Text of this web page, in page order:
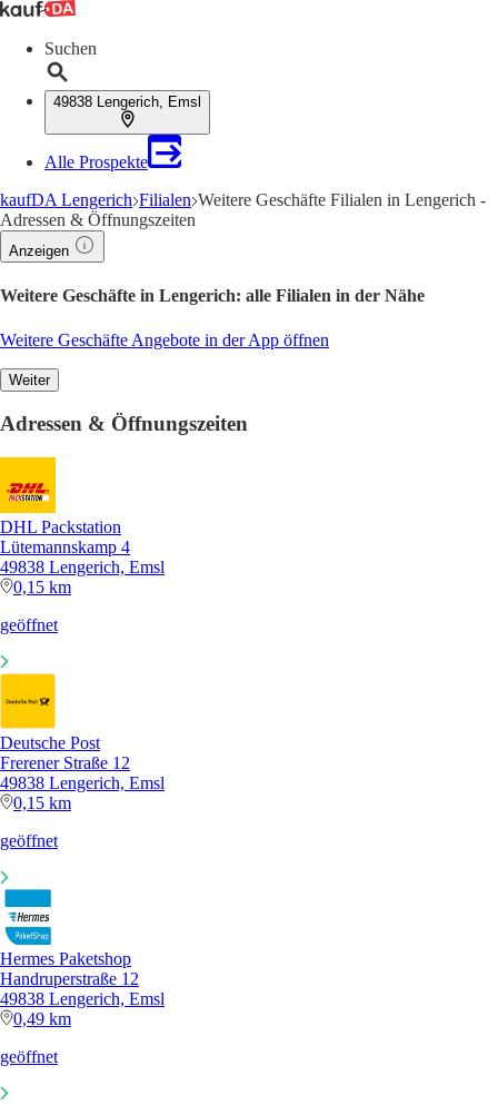
Suchen
49838 Lengerich, Emsl
Alle Prospekte
kaufDA Lengerich Filialen Weitere Geschäfte Filialen in Lengerich -
Adressen & Öffnungszeiten
Anzeigen
Weitere Geschäfte in Lengerich: alle Filialen in der Nähe
Weitere Geschäfte Angebote in der App öffnen
Weiter
Adressen & Öffnungszeiten
DHL Packstation
Lütemannskamp 4
49838 Lengerich, Emsl
0,15 km
geöffnet
Deutsche Post
Frerener Straße 12
49838 Lengerich, Emsl
0,15 km
geöffnet
Hermes Paketshop
Handruperstraße 12
49838 Lengerich, Emsl
0,49 km
geöffnet